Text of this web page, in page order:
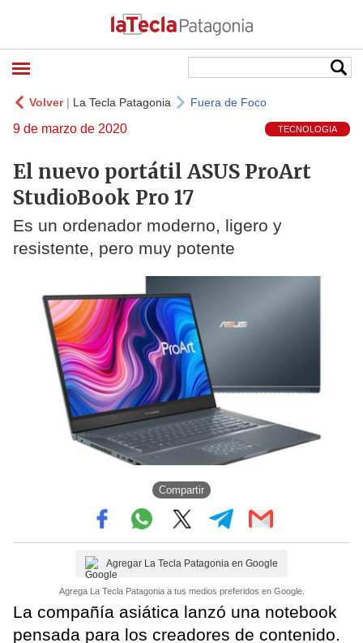
Volver| La Tecla Patagonia Fuera de Foco
9 de marzo de 2020 TECNOLOGIA
El nuevo portátil ASUS ProArt
StudioBook Pro 17
Es un ordenador moderno, ligero y
resistente, pero muy potente
Compartir
Agregar La Tecla Patagonia en Google
Agrega La Tecla Patagonia a tus medios preferidos en Google.
La compañía asiática lanzó una notebook
pensada para los creadores de contenido.